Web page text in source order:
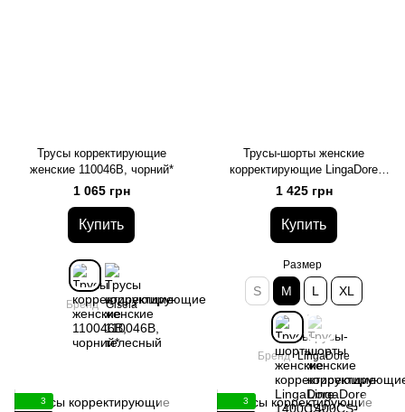
Трусы корректирующие
женские 110046B, чорний*
1 065 грн
Купить
Бренд Gisela
Трусы-шорты женские
корректирующие LingaDore
1400CS-1, чорний*, M
1 425 грн
Купить
Размер
S M L XL
Бренд LingaDore
3
3